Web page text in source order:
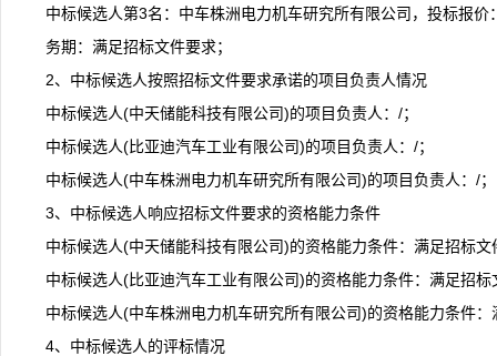
中标候选人第3名：中车株洲电力机车研究所有限公司，投标报
务期：满足招标文件要求；
2、中标候选人按照招标文件要求承诺的项目负责人情况
中标候选人(中天储能科技有限公司)的项目负责人：/；
中标候选人(比亚迪汽车工业有限公司)的项目负责人：/；
中标候选人(中车株洲电力机车研究所有限公司)的项目负责人：/；
3、中标候选人响应招标文件要求的资格能力条件
中标候选人(中天储能科技有限公司)的资格能力条件：满足招标文
中标候选人(比亚迪汽车工业有限公司)的资格能力条件：满足招标
中标候选人(中车株洲电力机车研究所有限公司)的资格能力条件
4、中标候选人的评标情况